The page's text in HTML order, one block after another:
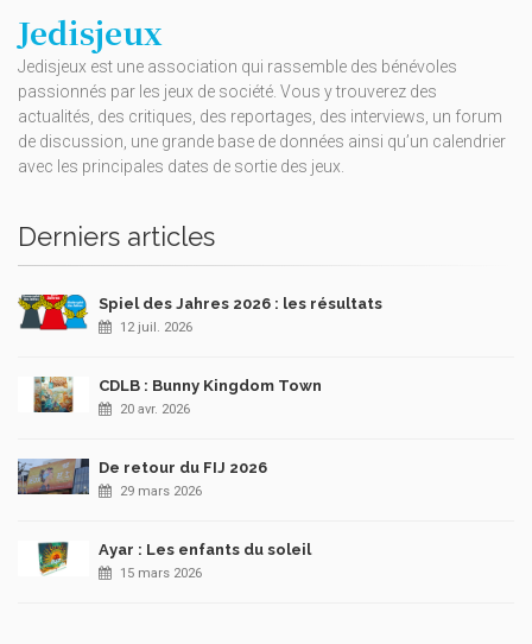
Jedisjeux
Jedisjeux est une association qui rassemble des bénévoles
passionnés par les jeux de société. Vous y trouverez des
actualités, des critiques, des reportages, des interviews, un forum
de discussion, une grande base de données ainsi qu’un calendrier
avec les principales dates de sortie des jeux.
Derniers articles
Spiel des Jahres 2026 : les résultats
12 juil. 2026
CDLB : Bunny Kingdom Town
20 avr. 2026
De retour du FIJ 2026
29 mars 2026
Ayar : Les enfants du soleil
15 mars 2026